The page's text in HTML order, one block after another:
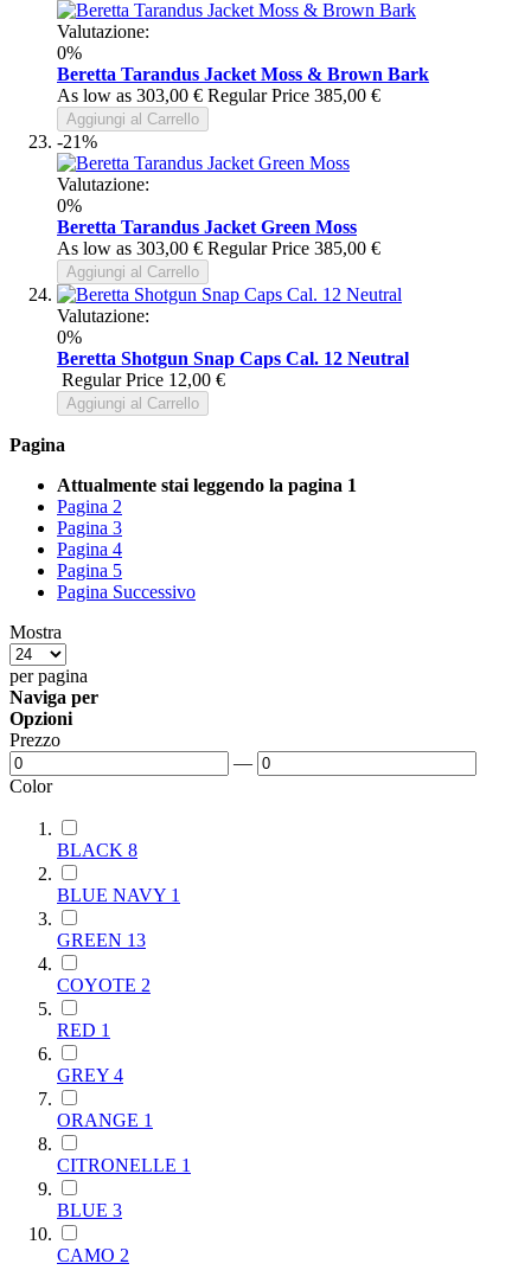
Valutazione:
0%
Beretta Tarandus Jacket Moss & Brown Bark
As low as 303,00 € Regular Price 385,00 €
Aggiungi al Carrello
-21%
Valutazione:
0%
Beretta Tarandus Jacket Green Moss
As low as 303,00 € Regular Price 385,00 €
Aggiungi al Carrello
Valutazione:
0%
Beretta Shotgun Snap Caps Cal. 12 Neutral
Regular Price 12,00 €
Aggiungi al Carrello
Pagina
Attualmente stai leggendo la pagina 1
Pagina 2
Pagina 3
Pagina 4
Pagina 5
Pagina Successivo
Mostra
per pagina
Naviga per
Opzioni
Prezzo
—
Color
BLACK 8
BLUE NAVY 1
GREEN 13
COYOTE 2
RED 1
GREY 4
ORANGE 1
CITRONELLE 1
BLUE 3
CAMO 2